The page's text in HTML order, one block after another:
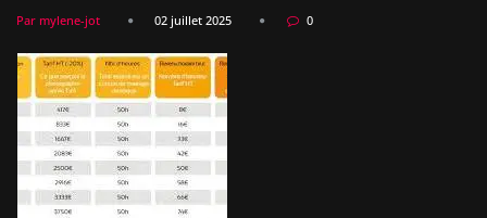
Par mylene-jot 02 juillet 2025 0